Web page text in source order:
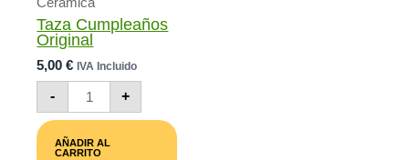
Taza Cumpleaños
Original
5,00€ IVA Incluido
-
Taza
Cumpleaños
Original
+
AÑADIR AL
CARRITO